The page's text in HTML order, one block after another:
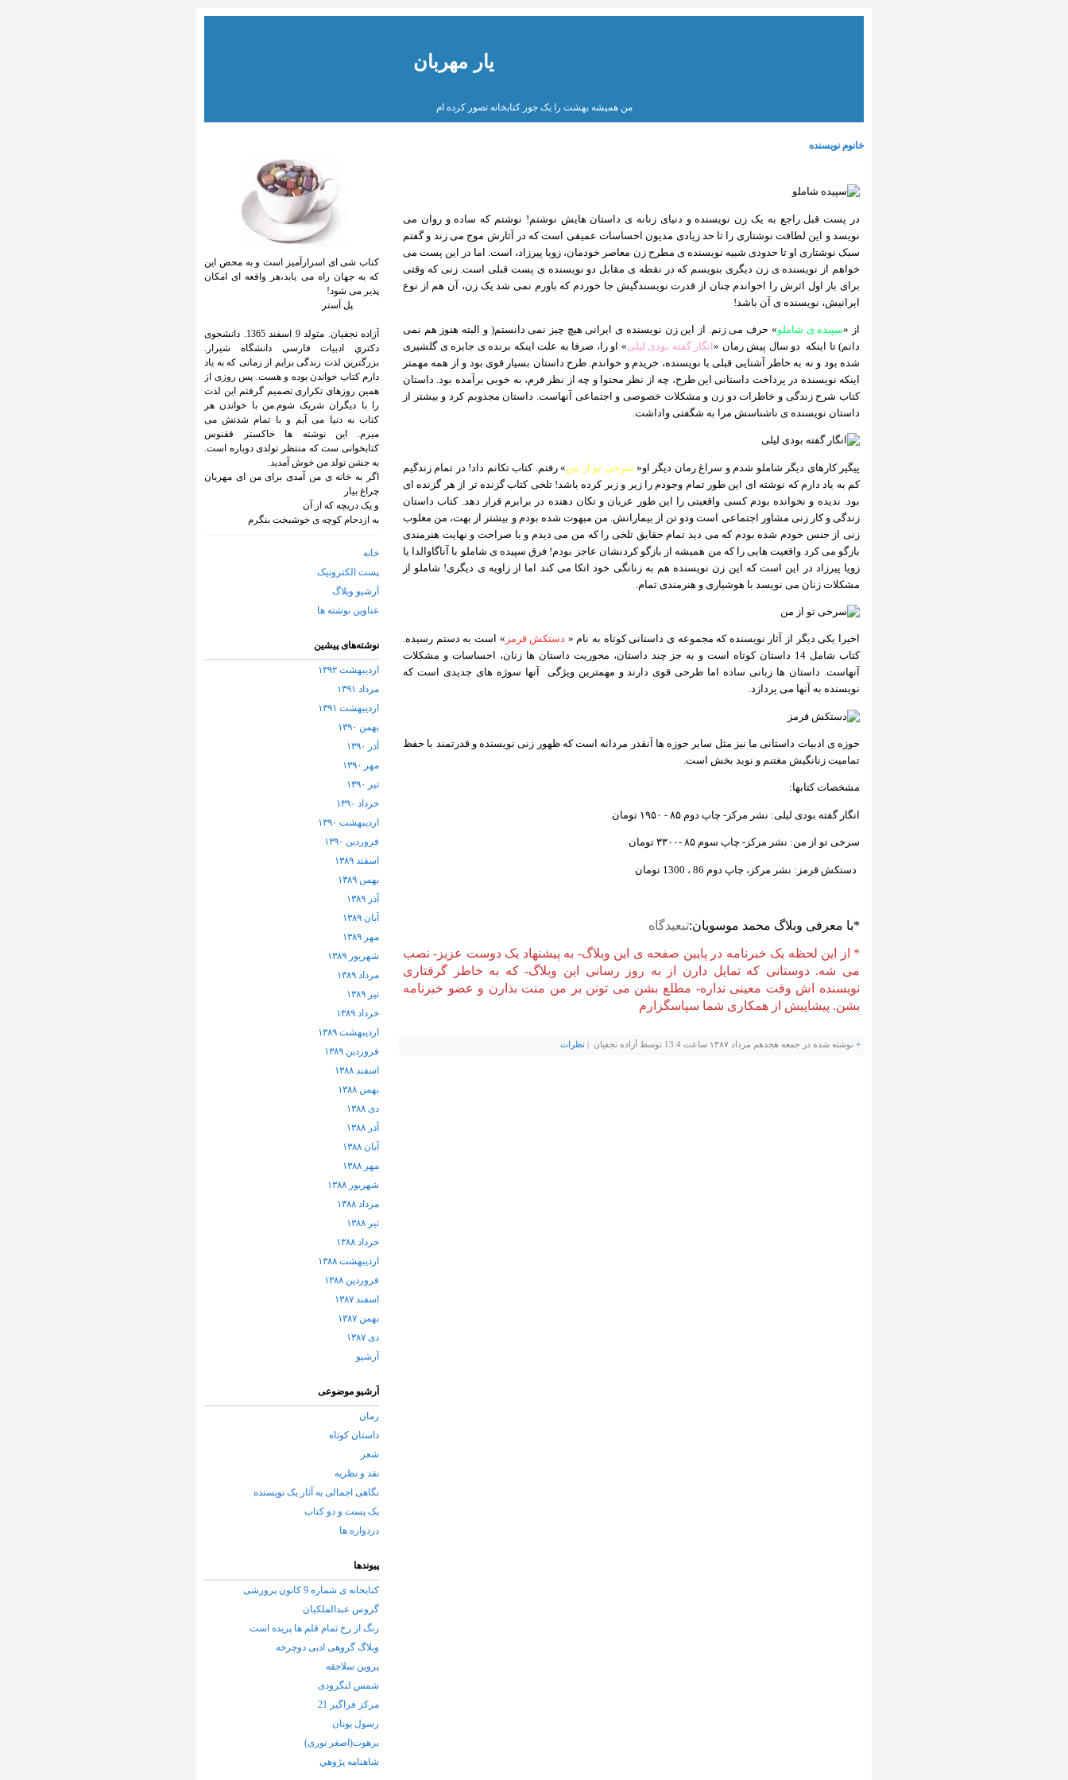
یار مهربان
من هميشه بهشت را يک جور کتابخانه تصور کرده ام
خانوم نویسنده
در پست قبل راجع به یک زن نویسنده و دنیای زنانه ی داستان هایش نوشتم! نوشتم که ساده و روان می
نویسد و این لطافت نوشتاری را تا حد زیادی مدیون احساسات عمیقی است که در آثارش موج می زند و گفتم
سبک نوشتاری او تا حدودی شبیه نویسنده ی مطرح زن معاصر خودمان، زویا پیرزاد، است. اما در این پست می
خواهم از نویسنده ی زن دیگری بنویسم که در نقطه ی مقابل دو نویسنده ی پست قبلی است. زنی که وقتی
برای بار اول اثرش را اخواندم چنان از قدرت نویسندگیش جا خوردم که باورم نمی شد یک زن، آن هم از نوع
ایرانیش، نویسنده ی آن باشد!
از «سپیده ی شاملو» حرف می زنم. از این زن نویسنده ی ایرانی هیچ چیز نمی دانستم( و البته هنوز هم نمی
دانم) تا اینکه دو سال پیش رمان « انگار گفته بودی لیلی» او را، صرفا به علت اینکه برنده ی جایزه ی گلشیری
شده بود و نه به خاطر آشنایی قبلی با نویسنده، خریدم و خواندم. طرح داستان بسیار قوی بود و از همه مهمتر
اینکه نویسنده در پرداخت داستانی این طرح، چه از نظر محتوا و چه از نظر فرم، به خوبی برآمده بود. داستان
کتاب شرح زندگی و خاطرات دو زن و مشکلات خصوصی و اجتماعی آنهاست. داستان مجذوبم کرد و بیشتر از
داستان نویسنده ی ناشناسش مرا به شگفتی واداشت.
پیگیر کارهای دیگر شاملو شدم و سراغ رمان دیگر او« سرخی تو از من» رفتم. کتاب تکانم داد! در تمام زندگیم
کم به یاد دارم که نوشته ای این طور تمام وجودم را زیر و زبر کرده باشد! تلخی کتاب گزنده تر از هر گزنده ای
بود. ندیده و نخوانده بودم کسی واقعیتی را این طور عریان و تکان دهنده در برابرم قرار دهد. کتاب داستان
زندگی و کار زنی مشاور اجتماعی است ودو تن از بیمارانش. من مبهوت شده بودم و بیشتر از بهت، من مغلوب
زنی از جنس خودم شده بودم که می دید تمام حقایق تلخی را که من می دیدم و با صراحت و نهایت هنرمندی
بازگو می کرد واقعیت هایی را که من همیشه از بازگو کردنشان عاجز بودم! فرق سپیده ی شاملو با آناگاوالدا یا
زویا پیرزاد در این است که این زن نویسنده هم به زنانگی خود اتکا می کند اما از زاویه ی دیگری! شاملو از
مشکلات زنان می نویسد با هوشیاری و هنرمندی تمام.
اخیرا یکی دیگر از آثار نویسنده که مجموعه ی داستانی کوتاه به نام « دستکش قرمز » است به دستم رسیده.
کتاب شامل 14 داستان کوتاه است و به جز چند داستان، محوریت داستان ها زنان، احساسات و مشکلات
آنهاست. داستان ها زبانی ساده اما طرحی قوی دارند و مهمترین ویژگی
آنها سوژه های جدیدی است که
نویسنده به آنها می پردازد.
حوزه ی ادبیات داستانی ما نیز مثل سایر حوزه ها آنقدر مردانه است که ظهور زنی نویسنده و قدرتمند با حفظ
تمامیت زنانگیش مغتنم و نوید بخش است.
مشخصات کتابها:
انگار گفته بودی لیلی: نشر مرکز- چاپ دوم ۸۵ - ۱۹۵۰ تومان
سرخی تو از من: نشر مرکز- چاپ سوم ۸۵ -۳۳۰۰ تومان
دستکش قرمز: نشر مرکز، چاپ دوم 86 ، 1300 تومان
*با معرفی وبلاگ محمد موسویان:تبعیدگاه
* از این لحظه یک خبرنامه در پایین صفحه ی این وبلاگ- به پیشنهاد یک دوست عزیز- نصب
می شه. دوستانی که تمایل دارن از به روز رسانی این وبلاگ- که به خاطر گرفتاری
نویسنده اش وقت معینی نداره- مطلع بشن می تونن بر من منت بذارن و عضو خبرنامه
بشن. پیشاپیش از همکاری شما سپاسگزارم
+ نوشته شده در جمعه هجدهم مرداد ۱۳۸۷ ساعت 13:4 توسط آزاده نجفیان | نظرات
کتاب شی ای اسرارآمیز است و به محض این
که به جهان راه می یابد،هر واقعه ای امکان
پذیر می شود!
پل آستر
آزاده نجفیان. متولد 9 اسفند 1365. دانشجوی
دکتري ادبیات فارسی دانشگاه شیراز.
بزرگترین لذت زندگی برایم از زمانی که به یاد
دارم کتاب خواندن بوده و هست. پس روزی از
همین روزهای تکراری تصمیم گرفتم این لذت
را با دیگران شریک شوم.من با خواندن هر
کتاب به دنیا می آیم و با تمام شدنش می
میرم. این نوشته ها خاکستر ققنوس
کتابخوانی ست که منتظر تولدی دوباره است.
به جشن تولد من خوش آمدید.
اگر به خانه ی من آمدی برای من ای مهربان
چراغ بیار
و یک دریچه که از آن
به ازدحام کوچه ی خوشبخت بنگرم
خانه
پست الکترونیک
آرشیو وبلاگ
عناوین نوشته ها
نوشته‌های پیشین
اردیبهشت ۱۳۹۲
مرداد ۱۳۹۱
اردیبهشت ۱۳۹۱
بهمن ۱۳۹۰
آذر ۱۳۹۰
مهر ۱۳۹۰
تیر ۱۳۹۰
خرداد ۱۳۹۰
اردیبهشت ۱۳۹۰
فروردین ۱۳۹۰
اسفند ۱۳۸۹
بهمن ۱۳۸۹
آذر ۱۳۸۹
آبان ۱۳۸۹
مهر ۱۳۸۹
شهریور ۱۳۸۹
مرداد ۱۳۸۹
تیر ۱۳۸۹
خرداد ۱۳۸۹
اردیبهشت ۱۳۸۹
فروردین ۱۳۸۹
اسفند ۱۳۸۸
بهمن ۱۳۸۸
دی ۱۳۸۸
آذر ۱۳۸۸
آبان ۱۳۸۸
مهر ۱۳۸۸
شهریور ۱۳۸۸
مرداد ۱۳۸۸
تیر ۱۳۸۸
خرداد ۱۳۸۸
اردیبهشت ۱۳۸۸
فروردین ۱۳۸۸
اسفند ۱۳۸۷
بهمن ۱۳۸۷
دی ۱۳۸۷
آرشيو
آرشیو موضوعی
رمان
داستان کوتاه
شعر
نقد و نظریه
نگاهی اجمالی به آثار یک نویسنده
یک پست و دو کتاب
دردواره ها
پیوندها
کتابخانه ی شماره 9 کانون پرورشی
گروس عبدالملکیان
رنگ از رخ تمام قلم ها پریده است
وبلاگ گروهی ادبی دوچرخه
پروین سلاجقه
شمس لنگرودی
مرکز فراگیر 21
رسول یونان
برهوت(اصغر نوری)
شاهنامه پژوهي